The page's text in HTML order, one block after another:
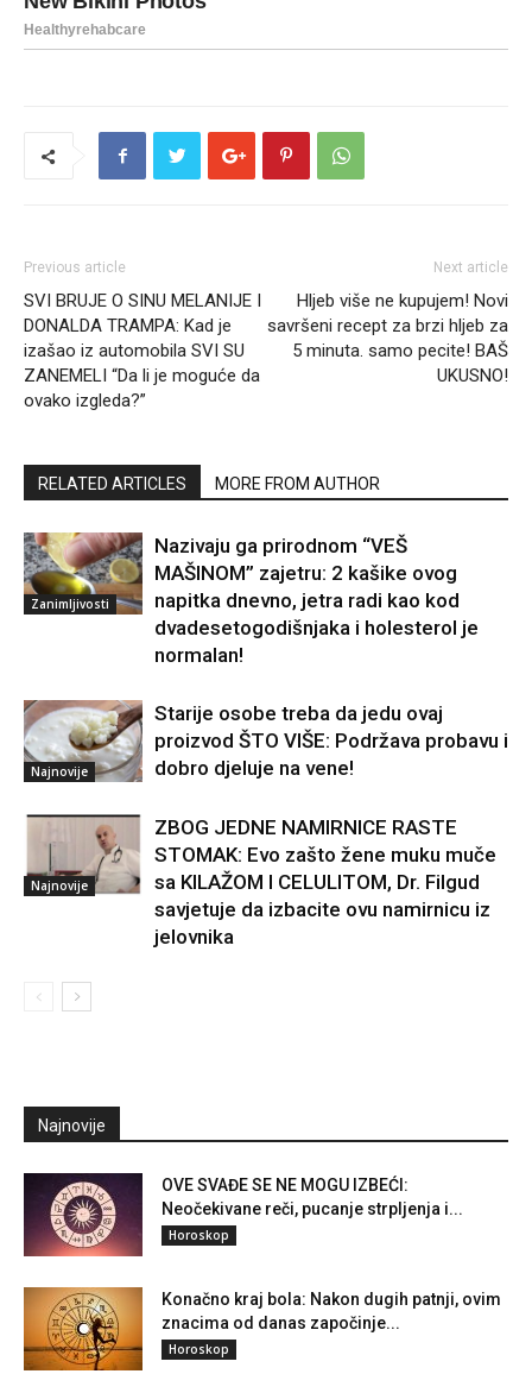
Previous article
SVI BRUJE O SINU MELANIJE I
DONALDA TRAMPA: Kad je
izašao iz automobila SVI SU
ZANEMELI “Da li je moguće da
ovako izgleda?”
Next article
Hljeb više ne kupujem! Novi
savršeni recept za brzi hljeb za
5 minuta. samo pecite! BAŠ
UKUSNO!
RELATED ARTICLES MORE FROM AUTHOR
Zanimljivosti
Nazivaju ga prirodnom “VEŠ
MAŠINOM” zajetru: 2 kašike ovog
napitka dnevno, jetra radi kao kod
dvadesetogodišnjaka i holesterol je
normalan!
Najnovije
Starije osobe treba da jedu ovaj
proizvod ŠTO VIŠE: Podržava probavu i
dobro djeluje na vene!
Najnovije
ZBOG JEDNE NAMIRNICE RASTE
STOMAK: Evo zašto žene muku muče
sa KILAŽOM I CELULITOM, Dr. Filgud
savjetuje da izbacite ovu namirnicu iz
jelovnika
Najnovije
OVE SVAĐE SE NE MOGU IZBEĆI:
Neočekivane reči, pucanje strpljenja i...
Horoskop
Konačno kraj bola: Nakon dugih patnji, ovim
znacima od danas započinje...
Horoskop